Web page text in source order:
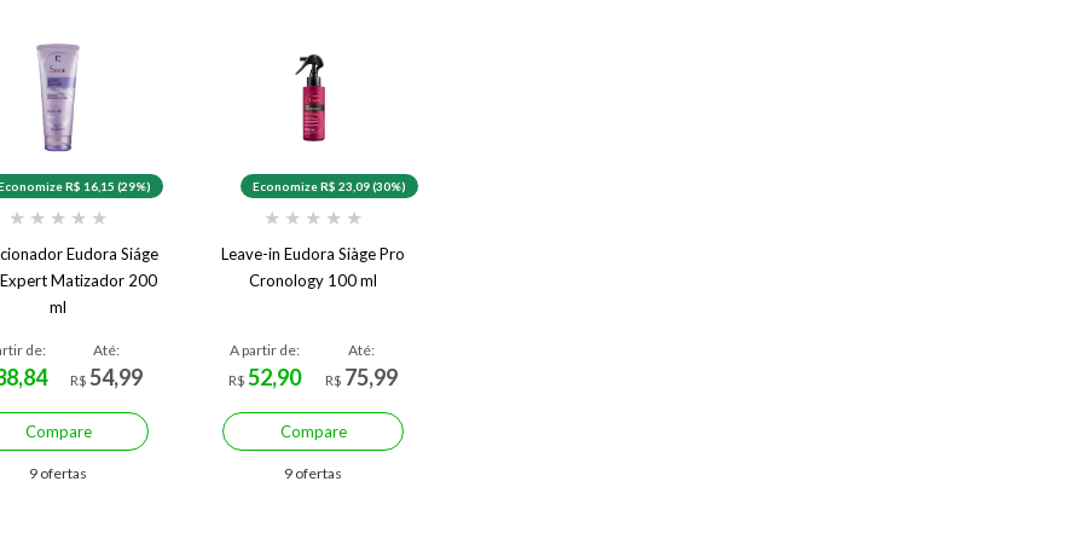
R$ 16,15 (29%)
★ ★ ★ ★ ★
Eudora Siáge
Matizador 200
ml
de:
Até:
R$54,99
Compare
9 ofertas
Economize R$ 23,09 (30%)
★ ★ ★ ★ ★
Leave-in Eudora Siàge Pro
Cronology 100 ml
A partir de:
R$52,90
Até:
R$ 75,99
Compare
9 ofertas